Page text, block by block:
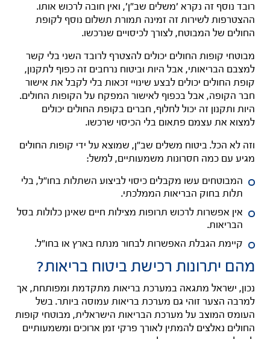
רובד נוסף זה נקרא 'משלים שב"ן', ואין חובה לרכוש אותו.
ההצטרפות לשירות זה זמינה תמורת תשלום נוסף לקופת
החולים של המבוטח, לצורך לכיסויים שנרכשו.
מבוטחי קופות החולים יכולים להצטרף לרובד השני בלי קשר
למצבם הבריאותי, אבל היות וביטוח נרחבים זה כפוף לתקנון,
קופת החולים יכולים לבצע שינויי זכאות בלי לקבל את אישור
חבר הקופה, אבל בכפוף לאישור המפקח על הקופות החולים.
היות ותקנון זה יכול לחלוף, חברים בקופת החולים יכולים
למצוא את עצמם פתאום בלי הכיסוי שרכשו.
וזה לא הכל. ביטוח משלים שב"ן, שמוצא על ידי קופות החולים
מגיע עם כמה חסרונות משמעותיים, למשל:
המבוטחים עשו מקבלים כיסוי לביצוע השתלות בחו"ל, בלי
תלות בחוק הבריאות הממלכתי.
אין אפשרות לרכוש תרופות מצילות חיים שאינן כלולות בסל
הבריאות.
קיימת הגבלת האפשרות לבחור מנתח בארץ או בחו"ל.
מהם יתרונות רכישת ביטוח בריאות?
נכון, ישראל מתגאה במערכת בריאות מתקדמת ומפותחת, אך
למרבה הצער זוהי גם מערכת בריאות עמוסה ביותר. בשל
העומס המוצב על מערכת הבריאות הישראלית, מבוטחי קופות
החולים נאלצים להמתין לאורך פרקי זמן ארוכים ומשמעותיים